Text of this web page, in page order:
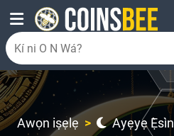
Awọn iṣẹlẹ Ayẹyẹ Ẹ̀sìn